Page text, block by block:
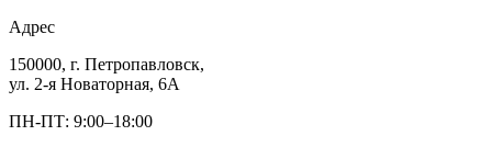
Адрес
150000, г. Петропавловск,
ул. 2-я Новаторная, 6А
ПН-ПТ: 9:00–18:00